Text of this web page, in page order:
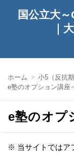
国公立大
｜
ホーム
小5（反抗
e塾のオプション講座
e塾のオプ
※ 当サイトではア